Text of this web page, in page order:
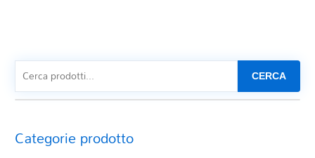
CERCA
Categorie prodotto